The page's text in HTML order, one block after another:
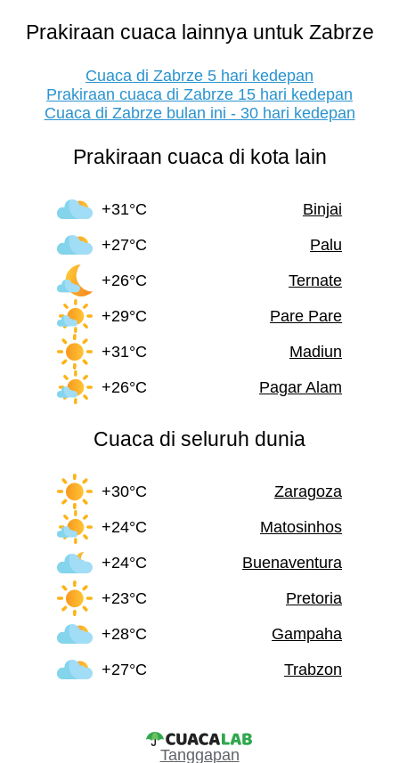
Prakiraan cuaca lainnya untuk Zabrze
Cuaca di Zabrze 5 hari kedepan
Prakiraan cuaca di Zabrze 15 hari kedepan
Cuaca di Zabrze bulan ini - 30 hari kedepan
Prakiraan cuaca di kota lain
+31°C
Binjai
+27°C
Palu
+26°C
Ternate
+29°C
Pare Pare
+31°C
Madiun
+26°C
Pagar Alam
Cuaca di seluruh dunia
+30°C
Zaragoza
+24°C
Matosinhos
+24°C
Buenaventura
+23°C
Pretoria
+28°C
Gampaha
+27°C
Trabzon
Tanggapan